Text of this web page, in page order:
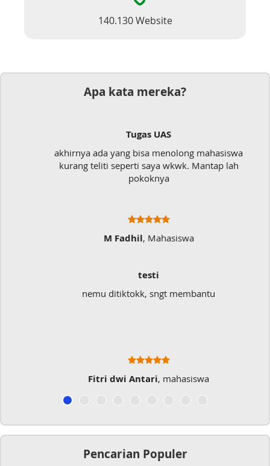
140.130 Website
Apa kata mereka?
Tugas UAS
akhirnya ada yang bisa menolong mahasiswa
kurang teliti seperti saya wkwk. Mantap lah
pokoknya
M Fadhil, Mahasiswa
testi
nemu ditiktokk, sngt membantu
Fitri dwi Antari, mahasiswa
Pencarian Populer